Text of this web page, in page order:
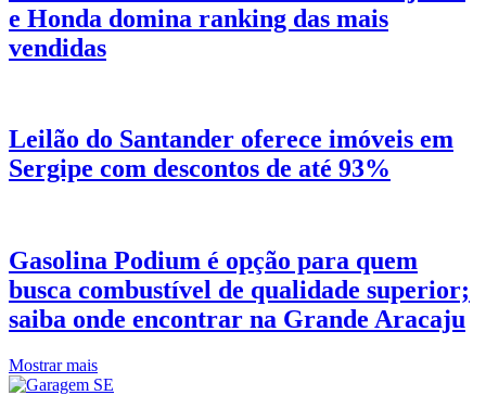
e Honda domina ranking das mais
vendidas
Leilão do Santander oferece imóveis em
Sergipe com descontos de até 93%
Gasolina Podium é opção para quem
busca combustível de qualidade superior;
saiba onde encontrar na Grande Aracaju
Mostrar mais